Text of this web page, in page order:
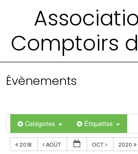
Comptoirs
Évènements
Catégories Étiquettes
2018 AOÛT OCT 2020